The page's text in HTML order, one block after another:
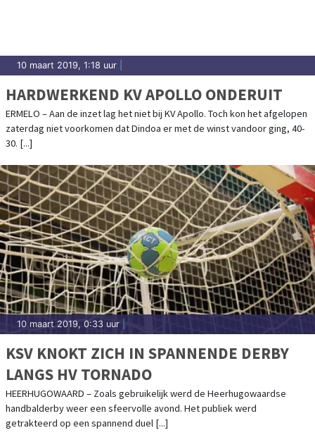
10 maart 2019, 1:18 uur
HARDWERKEND KV APOLLO ONDERUIT
ERMELO – Aan de inzet lag het niet bij KV Apollo. Toch kon het afgelopen
zaterdag niet voorkomen dat Dindoa er met de winst vandoor ging, 40-
30. [...]
10 maart 2019, 0:33 uur
KSV KNOKT ZICH IN SPANNENDE DERBY
LANGS HV TORNADO
HEERHUGOWAARD – Zoals gebruikelijk werd de Heerhugowaardse
handbalderby weer een sfeervolle avond. Het publiek werd
getrakteerd op een spannend duel [...]